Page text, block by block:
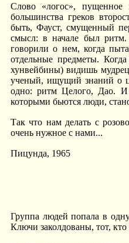
Слово «логос», пущенное
большинства греков
быть, Фауст, смущенный
смысл: в начале был
говорили о нем, когда
отдельные предметы.
хунвейбины) видишь
ученый, ищущий знаний о
одно: ритм Целого, Дао. И
которыми бьются люди,
Так что нам делать с
очень нужное с нами...
Пицунда, 1965
Группа людей попала в
Ключи заколдованы, тот, кто